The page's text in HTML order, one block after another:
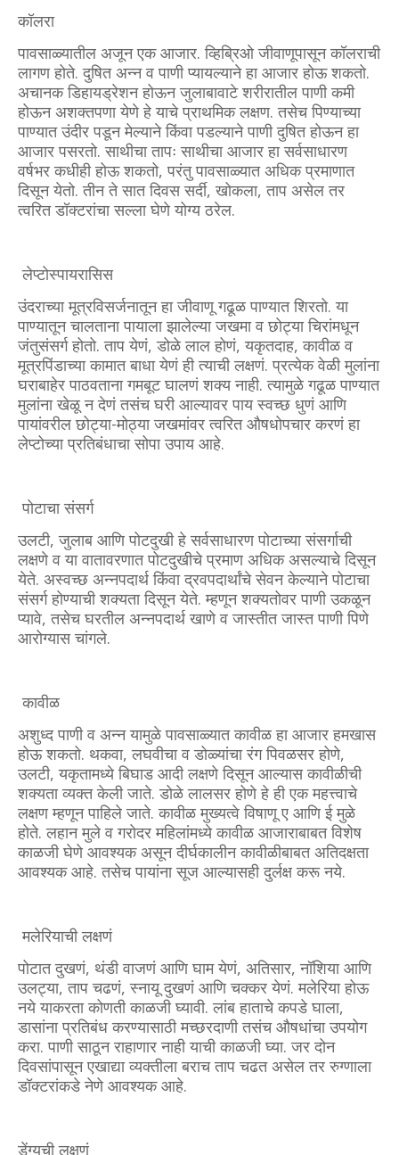
कॉलरा
पावसाळ्यातील अजून एक आजार. व्हिब्रिओ जीवाणूपासून कॉलराची
लागण होते. दुषित अन्न व पाणी प्यायल्याने हा आजार होऊ शकतो.
अचानक डिहायड्रेशन होऊन जुलाबावाटे शरीरातील पाणी कमी
होऊन अशक्तपणा येणे हे याचे प्राथमिक लक्षण. तसेच पिण्याच्या
पाण्यात उंदीर पडून मेल्याने किंवा पडल्याने पाणी दुषित होऊन हा
आजार पसरतो. साथीचा तापः साथीचा आजार हा सर्वसाधारण
वर्षभर कधीही होऊ शकतो, परंतु पावसाळ्यात अधिक प्रमाणात
दिसून येतो. तीन ते सात दिवस सर्दी, खोकला, ताप असेल तर
त्वरित डॉक्टरांचा सल्ला घेणे योग्य ठरेल.
लेप्टोस्पायरासिस
उंदराच्या मूत्रविसर्जनातून हा जीवाणू गढूळ पाण्यात शिरतो. या
पाण्यातून चालताना पायाला झालेल्या जखमा व छोट्या चिरांमधून
जंतुसंसर्ग होतो. ताप येणं, डोळे लाल होणं, यकृतदाह, कावीळ व
मूत्रपिंडाच्या कामात बाधा येणं ही त्याची लक्षणं. प्रत्येक वेळी मुलांना
घराबाहेर पाठवताना गमबूट घालणं शक्य नाही. त्यामुळे गढूळ पाण्यात
मुलांना खेळू न देणं तसंच घरी आल्यावर पाय स्वच्छ धुणं आणि
पायांवरील छोट्या-मोठ्या जखमांवर त्वरित औषधोपचार करणं हा
लेप्टोच्या प्रतिबंधाचा सोपा उपाय आहे.
पोटाचा संसर्ग
उलटी, जुलाब आणि पोटदुखी हे सर्वसाधारण पोटाच्या संसर्गाची
लक्षणे व या वातावरणात पोटदुखीचे प्रमाण अधिक असल्याचे दिसून
येते. अस्वच्छ अन्नपदार्थ किंवा द्रवपदार्थांचे सेवन केल्याने पोटाचा
संसर्ग होण्याची शक्यता दिसून येते. म्हणून शक्यतोवर पाणी उकळून
प्यावे, तसेच घरतील अन्नपदार्थ खाणे व जास्तीत जास्त पाणी पिणे
आरोग्यास चांगले.
कावीळ
अशुध्द पाणी व अन्न यामुळे पावसाळ्यात कावीळ हा आजार हमखास
होऊ शकतो. थकवा, लघवीचा व डोळ्यांचा रंग पिवळसर होणे,
उलटी, यकृतामध्ये बिघाड आदी लक्षणे दिसून आल्यास कावीळीची
शक्यता व्यक्त केली जाते. डोळे लालसर होणे हे ही एक महत्त्वाचे
लक्षण म्हणून पाहिले जाते. कावीळ मुख्यत्वे विषाणू ए आणि ई मुळे
होते. लहान मुले व गरोदर महिलांमध्ये कावीळ आजाराबाबत विशेष
काळजी घेणे आवश्यक असून दीर्घकालीन कावीळीबाबत अतिदक्षता
आवश्यक आहे. तसेच पायांना सूज आल्यासही दुर्लक्ष करू नये.
मलेरियाची लक्षणं
पोटात दुखणं, थंडी वाजणं आणि घाम येणं, अतिसार, नॉशिया आणि
उलट्या, ताप चढणं, स्नायू दुखणं आणि चक्कर येणं. मलेरिया होऊ
नये याकरता कोणती काळजी घ्यावी. लांब हाताचे कपडे घाला,
डासांना प्रतिबंध करण्यासाठी मच्छरदाणी तसंच औषधांचा उपयोग
करा. पाणी साठून राहाणार नाही याची काळजी घ्या. जर दोन
दिवसांपासून एखाद्या व्यक्तीला बराच ताप चढत असेल तर रुग्णाला
डॉक्टरांकडे नेणे आवश्यक आहे.
डेंग्यूची लक्षणं